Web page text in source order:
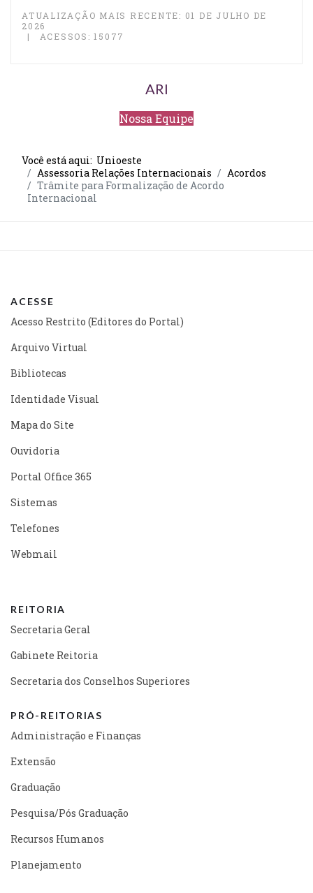
ATUALIZAÇÃO MAIS RECENTE: 01 DE JULHO DE
2026
ACESSOS: 15077
ARI
Nossa Equipe
Você está aqui: Unioeste
Assessoria Relações Internacionais
Acordos
Trâmite para Formalização de Acordo
Internacional
ACESSE
Acesso Restrito (Editores do Portal)
Arquivo Virtual
Bibliotecas
Identidade Visual
Mapa do Site
Ouvidoria
Portal Office 365
Sistemas
Telefones
Webmail
REITORIA
Secretaria Geral
Gabinete Reitoria
Secretaria dos Conselhos Superiores
PRÓ-REITORIAS
Administração e Finanças
Extensão
Graduação
Pesquisa/Pós Graduação
Recursos Humanos
Planejamento